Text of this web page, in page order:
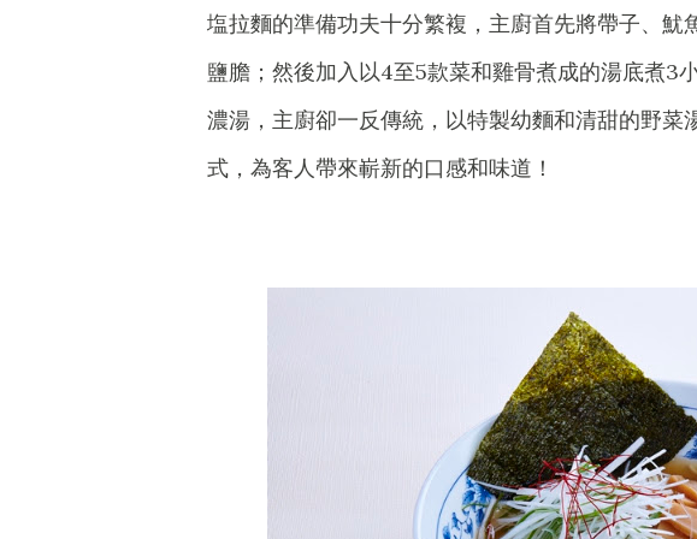
塩拉麵的準備功夫十分繁複，主廚首先將帶子、
鹽膽；然後加入以4至5款菜和雞骨煮成的湯底煮3
濃湯，主廚卻一反傳統，以特製幼麵和清甜的野
式，為客人帶來嶄新的口感和味道！